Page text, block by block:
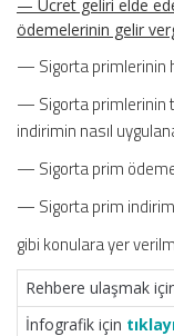
— Ücret geliri elde
ödemelerinin gelir
— Sigorta primlerinin
— Sigorta primlerinin
indirimin nasıl
— Sigorta prim
— Sigorta prim
gibi konulara yer
Rehbere ulaşmak
İnfografik için